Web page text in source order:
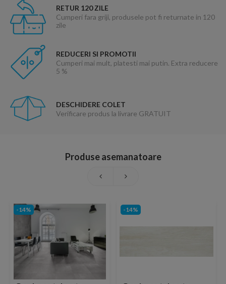
RETUR 120 ZILE
Cumperi fara griji, produsele pot fi returnate in 120
zile
REDUCERI SI PROMOTII
Cumperi mai mult, platesti mai putin. Extra reducere
5 %
DESCHIDERE COLET
Verificare produs la livrare GRATUIT
Produse asemanatoare
-14% -14%